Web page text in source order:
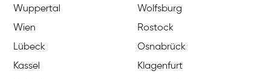
Wuppertal
Wolfsburg
Wien
Rostock
Lübeck
Osnabrück
Kassel
Klagenfurt